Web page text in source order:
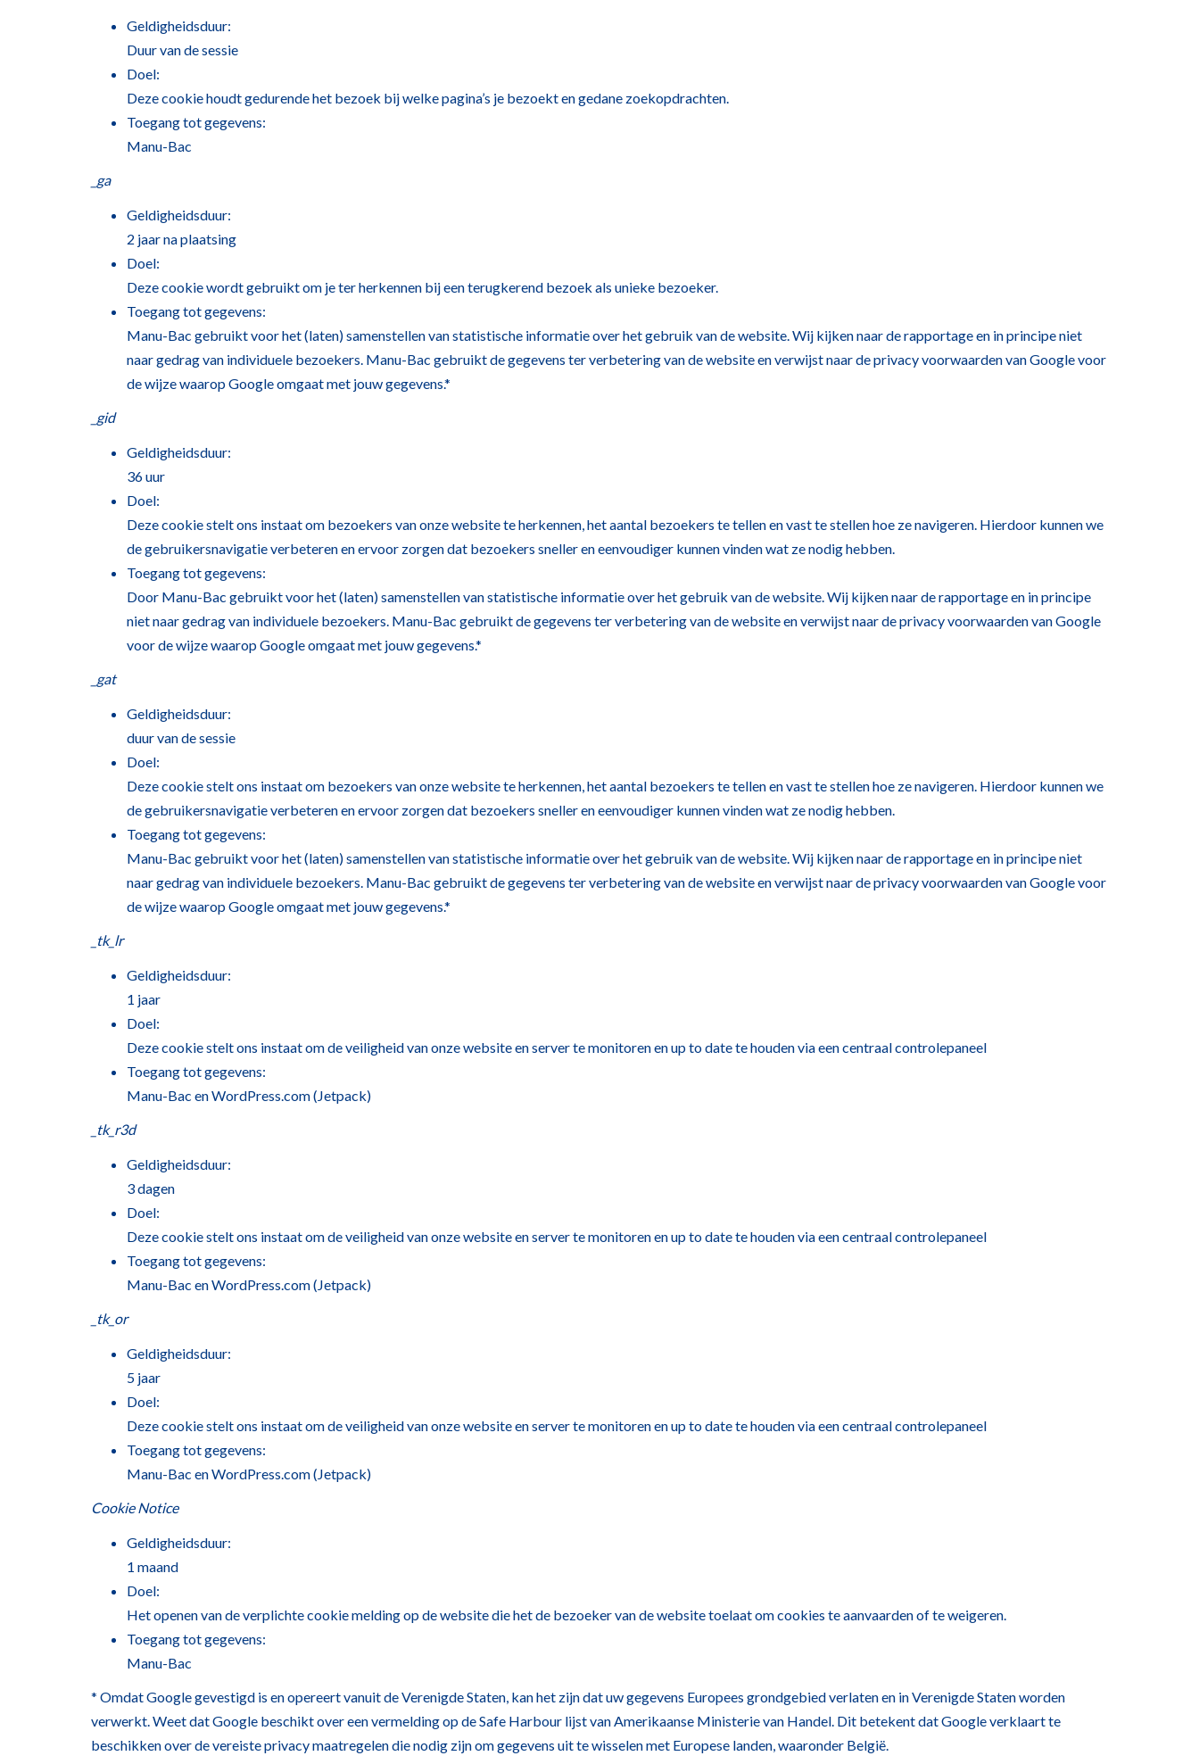
Geldigheidsduur:
Duur van de sessie
Doel:
Deze cookie houdt gedurende het bezoek bij welke pagina’s je bezoekt en gedane zoekopdrachten.
Toegang tot gegevens:
Manu-Bac
_ga
Geldigheidsduur:
2 jaar na plaatsing
Doel:
Deze cookie wordt gebruikt om je ter herkennen bij een terugkerend bezoek als unieke bezoeker.
Toegang tot gegevens:
Manu-Bac gebruikt voor het (laten) samenstellen van statistische informatie over het gebruik van de website. Wij kijken naar de rapportage en in principe niet
naar gedrag van individuele bezoekers. Manu-Bac gebruikt de gegevens ter verbetering van de website en verwijst naar de privacy voorwaarden van Google voor
de wijze waarop Google omgaat met jouw gegevens.*
_gid
Geldigheidsduur:
36 uur
Doel:
Deze cookie stelt ons instaat om bezoekers van onze website te herkennen, het aantal bezoekers te tellen en vast te stellen hoe ze navigeren. Hierdoor kunnen we
de gebruikersnavigatie verbeteren en ervoor zorgen dat bezoekers sneller en eenvoudiger kunnen vinden wat ze nodig hebben.
Toegang tot gegevens:
Door Manu-Bac gebruikt voor het (laten) samenstellen van statistische informatie over het gebruik van de website. Wij kijken naar de rapportage en in principe
niet naar gedrag van individuele bezoekers. Manu-Bac gebruikt de gegevens ter verbetering van de website en verwijst naar de privacy voorwaarden van Google
voor de wijze waarop Google omgaat met jouw gegevens.*
_gat
Geldigheidsduur:
duur van de sessie
Doel:
Deze cookie stelt ons instaat om bezoekers van onze website te herkennen, het aantal bezoekers te tellen en vast te stellen hoe ze navigeren. Hierdoor kunnen we
de gebruikersnavigatie verbeteren en ervoor zorgen dat bezoekers sneller en eenvoudiger kunnen vinden wat ze nodig hebben.
Toegang tot gegevens:
Manu-Bac gebruikt voor het (laten) samenstellen van statistische informatie over het gebruik van de website. Wij kijken naar de rapportage en in principe niet
naar gedrag van individuele bezoekers. Manu-Bac gebruikt de gegevens ter verbetering van de website en verwijst naar de privacy voorwaarden van Google voor
de wijze waarop Google omgaat met jouw gegevens.*
_tk_lr
Geldigheidsduur:
1 jaar
Doel:
Deze cookie stelt ons instaat om de veiligheid van onze website en server te monitoren en up to date te houden via een centraal controlepaneel
Toegang tot gegevens:
Manu-Bac en WordPress.com (Jetpack)
_tk_r3d
Geldigheidsduur:
3 dagen
Doel:
Deze cookie stelt ons instaat om de veiligheid van onze website en server te monitoren en up to date te houden via een centraal controlepaneel
Toegang tot gegevens:
Manu-Bac en WordPress.com (Jetpack)
_tk_or
Geldigheidsduur:
5 jaar
Doel:
Deze cookie stelt ons instaat om de veiligheid van onze website en server te monitoren en up to date te houden via een centraal controlepaneel
Toegang tot gegevens:
Manu-Bac en WordPress.com (Jetpack)
Cookie Notice
Geldigheidsduur:
1 maand
Doel:
Het openen van de verplichte cookie melding op de website die het de bezoeker van de website toelaat om cookies te aanvaarden of te weigeren.
Toegang tot gegevens:
Manu-Bac
* Omdat Google gevestigd is en opereert vanuit de Verenigde Staten, kan het zijn dat uw gegevens Europees grondgebied verlaten en in Verenigde Staten worden
verwerkt. Weet dat Google beschikt over een vermelding op de Safe Harbour lijst van Amerikaanse Ministerie van Handel. Dit betekent dat Google verklaart te
beschikken over de vereiste privacy maatregelen die nodig zijn om gegevens uit te wisselen met Europese landen, waaronder België.